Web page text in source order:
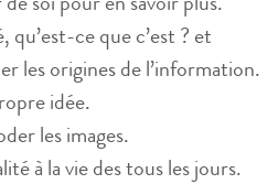
soi pour en savoir plus.
qu’est-ce que c’est ? et
les origines de l’information.
idée.
les images.
à la vie des tous les jours.